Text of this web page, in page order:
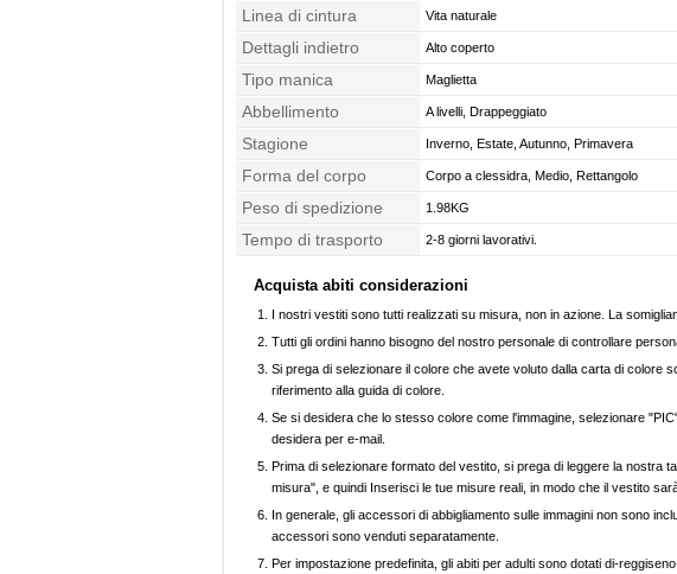
Linea di cintura Vita naturale
Dettagli indietro Alto coperto
Tipo manica Maglietta
Abbellimento A livelli, Drappeggiato
Stagione Inverno, Estate, Autunno, Primavera
Forma del corpo Corpo a clessidra, Medio, Rettangolo
Peso di spedizione 1.98KG
Tempo di trasporto 2-8 giorni lavorativi.
Acquista abiti considerazioni
I nostri vestiti sono tutti realizzati su misura, non in azione. La
Tutti gli ordini hanno bisogno del nostro personale di controllare
Si prega di selezionare il colore che avete voluto dalla carta di colore
riferimento alla guida di colore.
Se si desidera che lo stesso colore come l'immagine, selezionare
desidera per e-mail.
Prima di selezionare formato del vestito, si prega di leggere la nostra
misura", e quindi Inserisci le tue misure reali, in modo che il vestito
In generale, gli accessori di abbigliamento sulle immagini non sono
accessori sono venduti separatamente.
Per impostazione predefinita, gli abiti per adulti sono dotati di-